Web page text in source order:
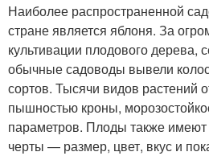
Наиболее распространенной
стране является яблоня. За
культивации плодового дерева,
обычные садоводы вывели
сортов. Тысячи видов растений
пышностью кроны,
параметров. Плоды также имеют
черты — размер, цвет, вкус и